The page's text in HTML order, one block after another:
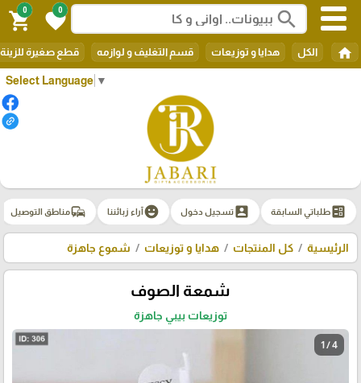
Select Language ▼
search
0
favorite
0
shopping_cart
home الكل هدايا و توزيعات قسم التغليف و لوازمه قطع صغيرة للزينة
ballotطلباتي السابقة account_boxتسجيل دخول emoji_emotionsآراء زبائننا commuteمناطق التوصيل
الرئيسية كل المنتجات هدايا و توزيعات شموع جاهزة
شمعة الصوف
توزيعات بيبي جاهزة
1 / 4